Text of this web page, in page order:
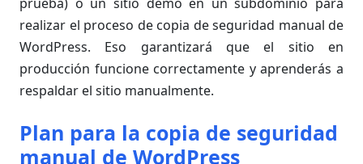
realizar el proceso de copia de seguridad manual de
WordPress. Eso garantizará que el sitio en
producción funcione correctamente y aprenderás a
respaldar el sitio manualmente.
Plan para la copia de seguridad
manual de WordPress